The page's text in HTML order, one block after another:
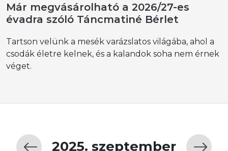
Már megvásárolható a 2026/27-es
évadra szóló Táncmatiné Bérlet
Tartson velünk a mesék varázslatos világába, ahol a
csodák életre kelnek, és a kalandok soha nem érnek
véget.
2025. szeptember